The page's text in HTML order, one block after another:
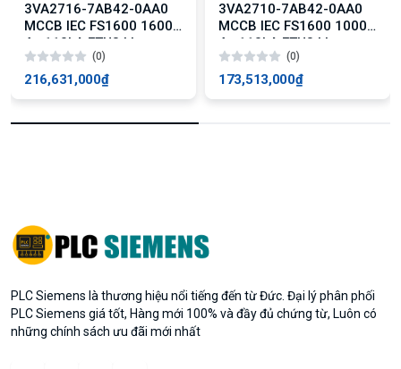
3VA2716-7AB42-0AA0
MCCB IEC FS1600 1600A
4p 110kA ETU3 LI
(0)
216,631,000₫
3VA2710-7AB42-0AA0
MCCB IEC FS1600 1000A
4p 110kA ETU3 LI
(0)
173,513,000₫
PLC Siemens là thương hiệu nổi tiếng đến từ Đức. Đại lý phân phối
PLC Siemens giá tốt, Hàng mới 100% và đầy đủ chứng từ, Luôn có
những chính sách ưu đãi mới nhất